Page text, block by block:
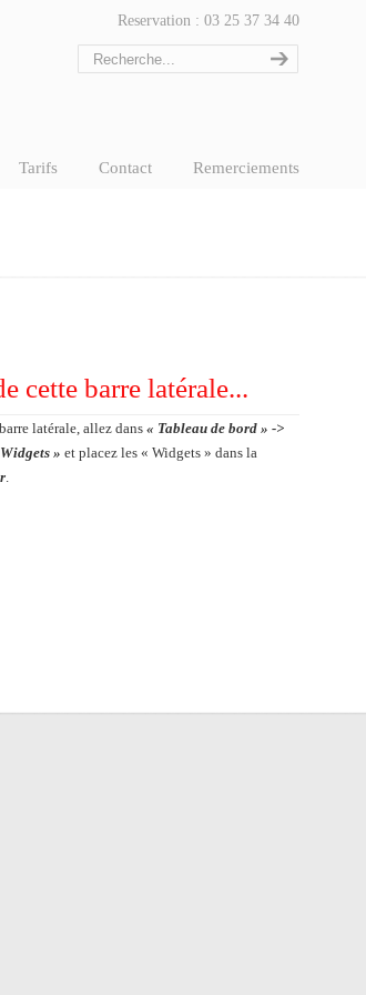
Reservation : 03 25 37 34 40
Tarifs Contact Remerciements
cette barre latérale...
latérale, allez dans« Tableau de bord » ->
» et placez les « Widgets » dans la
.